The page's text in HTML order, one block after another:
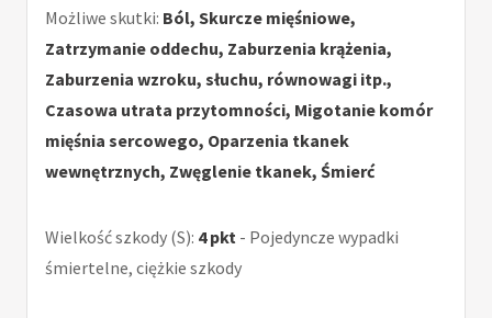
Możliwe skutki: Ból, Skurcze mięśniowe,
Zatrzymanie oddechu, Zaburzenia krążenia,
Zaburzenia wzroku, słuchu, równowagi itp.,
Czasowa utrata przytomności, Migotanie komór
mięśnia sercowego, Oparzenia tkanek
wewnętrznych, Zwęglenie tkanek, Śmierć
Wielkość szkody (S): 4 pkt - Pojedyncze wypadki
śmiertelne, ciężkie szkody